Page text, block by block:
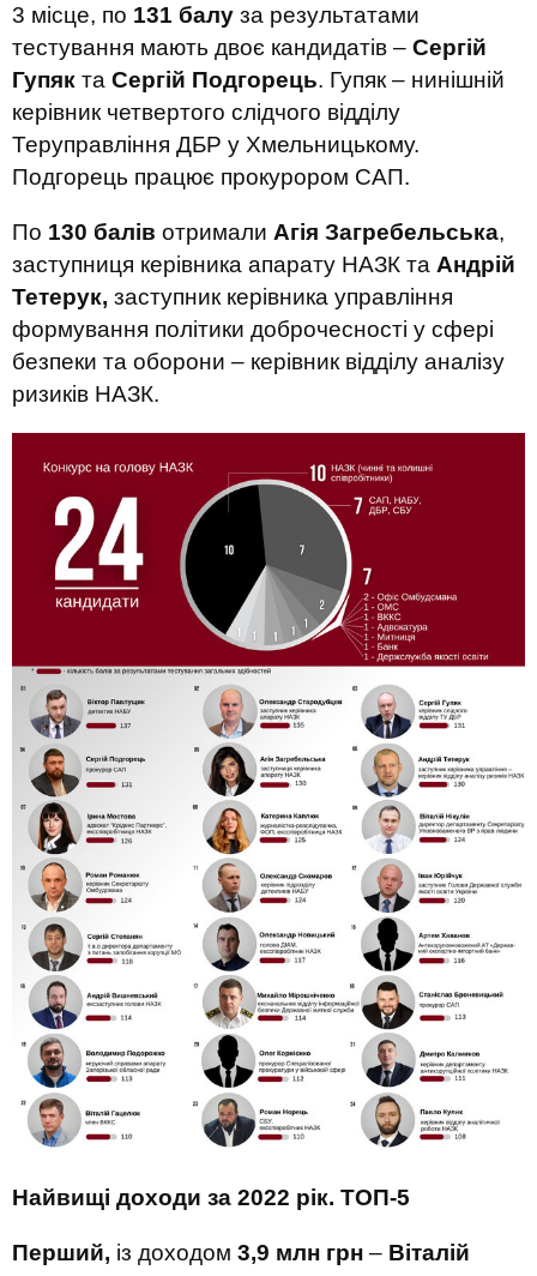
3 місце, по 131 балу за результатами
тестування мають двоє кандидатів – Сергій
Гупяк та Сергій Подгорець. Гупяк – нинішній
керівник четвертого слідчого відділу
Теруправління ДБР у Хмельницькому.
Подгорець працює прокурором САП.
По 130 балів отримали Агія Загребельська,
заступниця керівника апарату НАЗК та Андрій
Тетерук, заступник керівника управління
формування політики доброчесності у сфері
безпеки та оборони – керівник відділу аналізу
ризиків НАЗК.
Найвищі доходи за 2022 рік. ТОП-5
Перший, із доходом 3,9 млн грн – Віталій